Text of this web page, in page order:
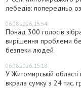
лебедів: попередньо
06.08.2026, 15:54
Понад 300 голосів
вирішення проблеми
безпеки людей
06.08.2026, 15:18
У Житомирській області
вкрала сумку з 24 тис.